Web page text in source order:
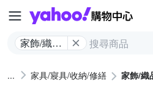
家飾/織品/
家具/寢具/收納/修繕 家飾/織